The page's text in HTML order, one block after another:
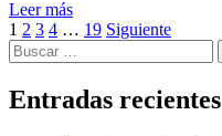
Leer más
Paginación
de
entradas
1 2 3 4 … 19 Siguiente
Buscar:
Entradas recientes